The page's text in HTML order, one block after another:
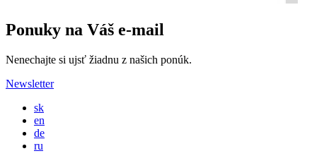
Ponuky na Váš e-mail
Nenechajte si ujsť žiadnu z našich ponúk.
Newsletter
sk
en
de
ru